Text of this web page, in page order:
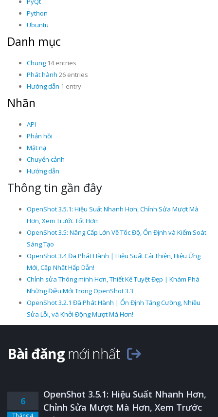
Python
Ubuntu
Danh mục
Chung 14 entries
Phát hành 26 entries
Hướng dẫn 1 entry
Nhãn
API
Phản hồi
Mặt nạ
Chuyển cảnh
Hướng dẫn
Thông tin gần đây
OpenShot 3.5.1: Hiệu Suất Nhanh Hơn, Chỉnh Sửa Mượt Mà
Hơn, Xem Trước Tốt Hơn
OpenShot 3.5: Nâng Cấp Lớn Về Tốc Độ, Ổn Định và Kiểm Soát
Sáng Tạo
OpenShot 3.4 Đã Phát Hành | Hiệu Suất Cải Thiện, Hiệu Ứng
Mới, Cập Nhật Hấp Dẫn!
Chỉnh sửa Thông minh Hơn, Thiết Kế Tuyệt Đẹp | Khám Phá
Những Điều Mới Trong OpenShot 3.3
OpenShot 3.2.1 Đã Phát Hành | Ổn Định Tăng Cường, Nhiều
Sửa Lỗi, và Khởi Động Mượt Mà Hơn!
Bài đăng mới nhất
6
OpenShot 3.5.1: Hiệu Suất Nhanh Hơn,
Chỉnh Sửa Mượt Mà Hơn, Xem Trước